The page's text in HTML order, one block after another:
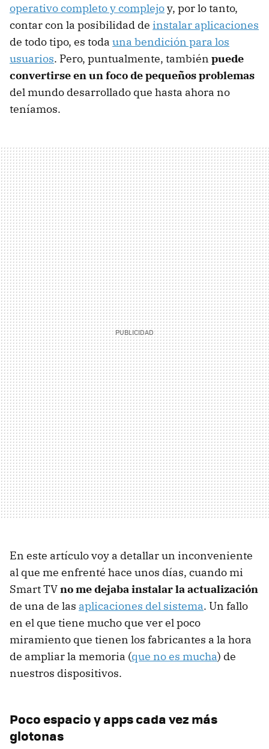
operativo completo y complejoy, por lo tanto,
contar con la posibilidad de instalar aplicaciones
de todo tipo, es toda una bendición para los
usuarios. Pero, puntualmente, también puede
convertirse en un foco de pequeños problemas
del mundo desarrollado que hasta ahora no
teníamos.
En este artículo voy a detallar un inconveniente
al que me enfrenté hace unos días, cuando mi
Smart TVno me dejaba instalar la actualización
de una de las aplicaciones del sistema. Un fallo
en el que tiene mucho que ver el poco
miramiento que tienen los fabricantes a la hora
de ampliar la memoria (que no es mucha) de
nuestros dispositivos.
Poco espacio y apps cada vez más
glotonas